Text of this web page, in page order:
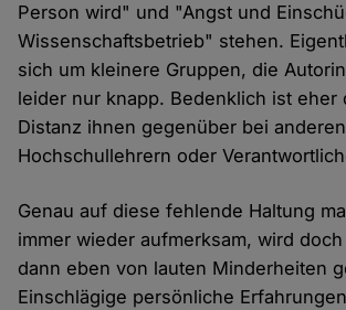
Person wird" und "Angst und
Wissenschaftsbetrieb" stehen.
sich um kleinere Gruppen, die
leider nur knapp. Bedenklich ist eher
Distanz ihnen gegenüber bei anderen
Hochschullehrern oder
Genau auf diese fehlende Haltung
immer wieder aufmerksam, wird
dann eben von lauten Minderheiten
Einschlägige persönliche